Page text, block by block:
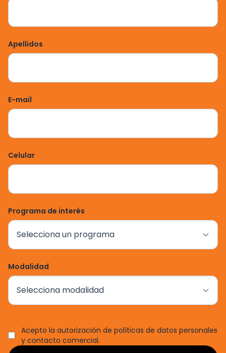
Apellidos
E-mail
Celular
Programa de interés
Modalidad
Acepto la autorización de políticas de datos personales
y contacto comercial.